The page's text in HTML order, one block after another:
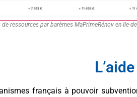
ressources par barèmes MaPrimeRénov en Ile-
français à pouvoir